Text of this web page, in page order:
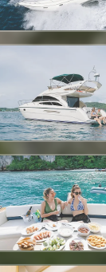
117,700 THB